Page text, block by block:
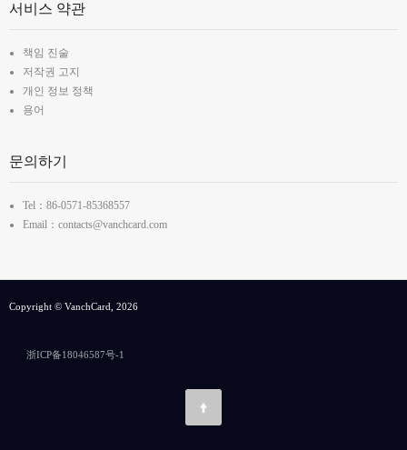
서비스 약관
책임 진술
저작권 고지
개인 정보 정책
용어
문의하기
Tel：86-0571-85368557
Email：contacts@vanchcard.com
Copyright © VanchCard, 2026
浙ICP备18046587号-1